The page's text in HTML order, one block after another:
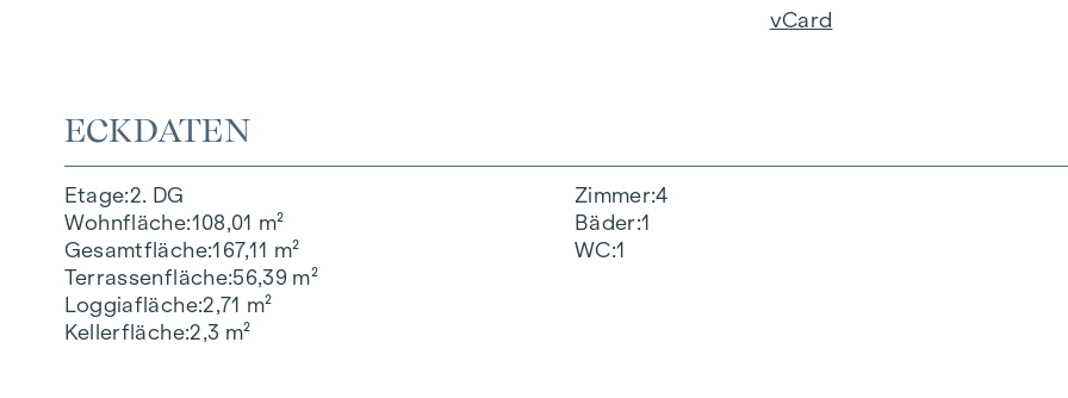
ECKDATEN
Etage 2. DG
Wohnfläche 108,01 m²
Gesamtfläche 167,11 m²
Terrassenfläche 56,39 m²
Loggiafläche 2,71 m²
Kellerfläche 2,3 m²
Zimmer 4
Bäder 1
WC 1
vCard